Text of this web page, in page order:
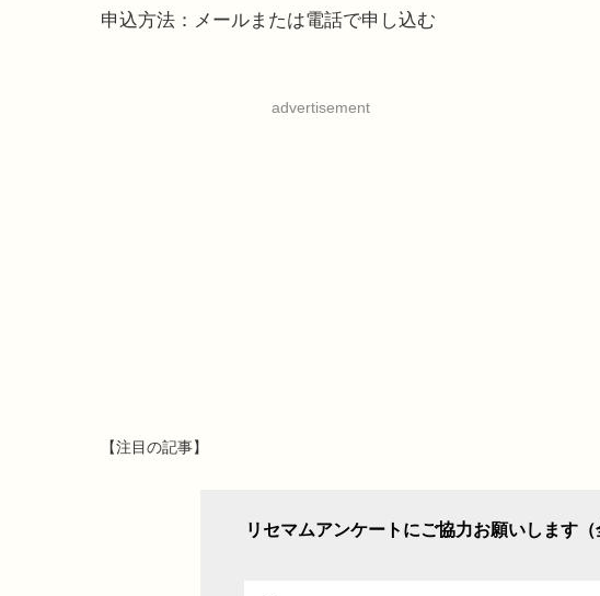
申込方法：メールまたは電話で申し込む
advertisement
【注目の記事】
リセマムアンケートにご協力お願いします（